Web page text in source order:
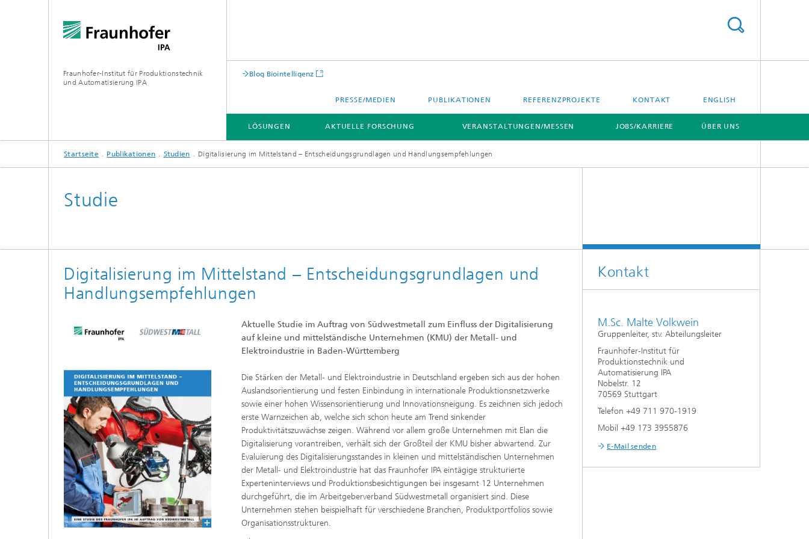
Fraunhofer-Institut für Produktionstechnik
und Automatisierung IPA
Blog Biointelligenz
PRESSE/MEDIEN PUBLIKATIONEN REFERENZPROJEKTE KONTAKT ENGLISH
LÖSUNGEN AKTUELLE FORSCHUNG VERANSTALTUNGEN/MESSEN JOBS/KARRIERE ÜBER UNS
Startseite Publikationen Studien Digitalisierung im Mittelstand – Entscheidungsgrundlagen und Handlungsempfehlungen
Studie
Digitalisierung im Mittelstand – Entscheidungsgrundlagen und
Handlungsempfehlungen
Aktuelle Studie im Auftrag von Südwestmetall zum Einfluss der Digitalisierung
auf kleine und mittelständische Unternehmen (KMU) der Metall- und
Elektroindustrie in Baden-Württemberg
Die Stärken der Metall- und Elektroindustrie in Deutschland ergeben sich aus der hohen
Auslandsorientierung und festen Einbindung in internationale Produktionsnetzwerke
sowie einer hohen Wissensorientierung und Innovationsneigung. Es zeichnen sich jedoch
erste Warnzeichen ab, welche sich schon heute am Trend sinkender
Produktivitätszuwächse zeigen. Während vor allem große Unternehmen mit Elan die
Digitalisierung vorantreiben, verhält sich der Großteil der KMU bisher abwartend. Zur
Evaluierung des Digitalisierungsstandes in kleinen und mittelständischen Unternehmen
der Metall- und Elektroindustrie hat das Fraunhofer IPA eintägige strukturierte
Experteninterviews und Produktionsbesichtigungen bei insgesamt 12 Unternehmen
durchgeführt, die im Arbeitgeberverband Südwestmetall organisiert sind. Diese
Unternehmen stehen beispielhaft für verschiedene Branchen, Produktportfolios sowie
Organisationsstrukturen.
Kontakt
M.Sc. Malte Volkwein
Gruppenleiter, stv. Abteilungsleiter
Fraunhofer-Institut für
Produktionstechnik und
Automatisierung IPA
Nobelstr. 12
70569 Stuttgart
Telefon +49 711 970-1919
Mobil +49 173 3955876
E-Mail senden